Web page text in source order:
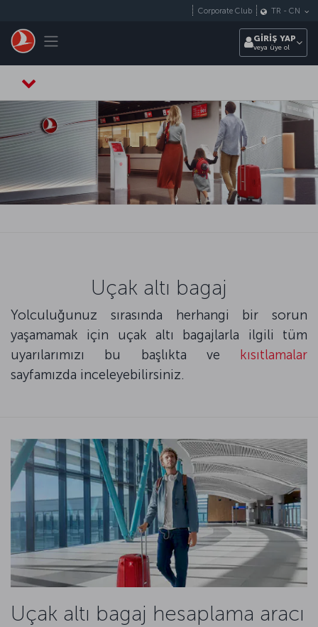
Toggle navigation
Corporate Club TR - CN
GİRİŞ YAP
veya üye ol
Uçak altı bagaj
Yolculuğunuz sırasında herhangi bir sorun
yaşamamak için uçak altı bagajlarla ilgili tüm
uyarılarımızı bu başlıkta ve kısıtlamalar
sayfamızda inceleyebilirsiniz.
Uçak altı bagaj hesaplama aracı